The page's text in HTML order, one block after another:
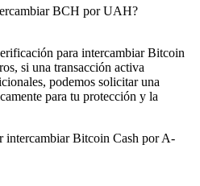
BCH por UAH?
para intercambiar Bitcoin
si una transacción activa
podemos solicitar una
para tu protección y la
intercambiar Bitcoin Cash por A-